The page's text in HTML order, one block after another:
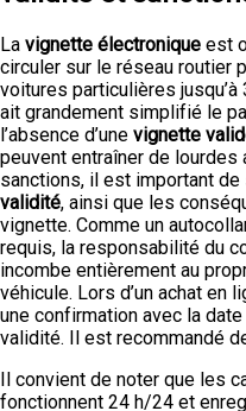
La vignette électronique est
circuler sur le réseau routier
voitures particulières
ait grandement simplifié le
l’absence d’une vignette
peuvent entraîner de
sanctions, il est important de
validité, ainsi que les
vignette. Comme un
requis, la responsabilité du
incombe entièrement au
véhicule. Lors d’un achat en
une confirmation avec la
validité. Il est recommandé
Il convient de noter que les
fonctionnent 24 h/24 et